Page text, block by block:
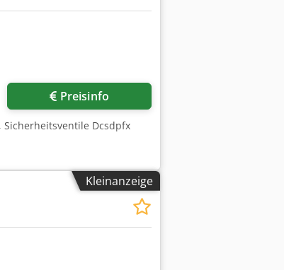
Preisinfo
Dcsdpfx
Kleinanzeige